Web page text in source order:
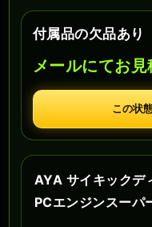
付属品の欠品あり
メールにてお見
この状
AYA サイキックデ
PCエンジンスーパ